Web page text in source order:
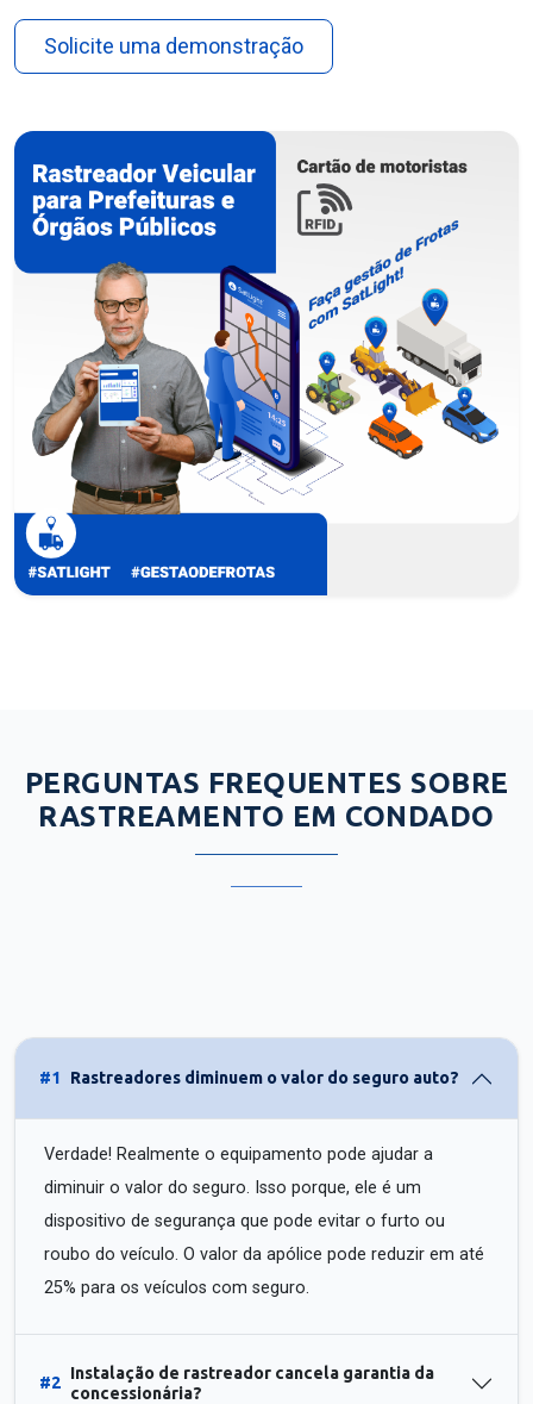
Solicite uma demonstração
PERGUNTAS FREQUENTES SOBRE
RASTREAMENTO EM CONDADO
#1 Rastreadores diminuem o valor do seguro auto?
Verdade! Realmente o equipamento pode ajudar a
diminuir o valor do seguro. Isso porque, ele é um
dispositivo de segurança que pode evitar o furto ou
roubo do veículo. O valor da apólice pode reduzir em até
25% para os veículos com seguro.
#2
Instalação de rastreador cancela garantia da
concessionária?